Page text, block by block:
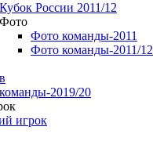
Кубок России 2011/12
Фото
Фото команды-2011
Фото команды-2011/12
2019/20
игрок